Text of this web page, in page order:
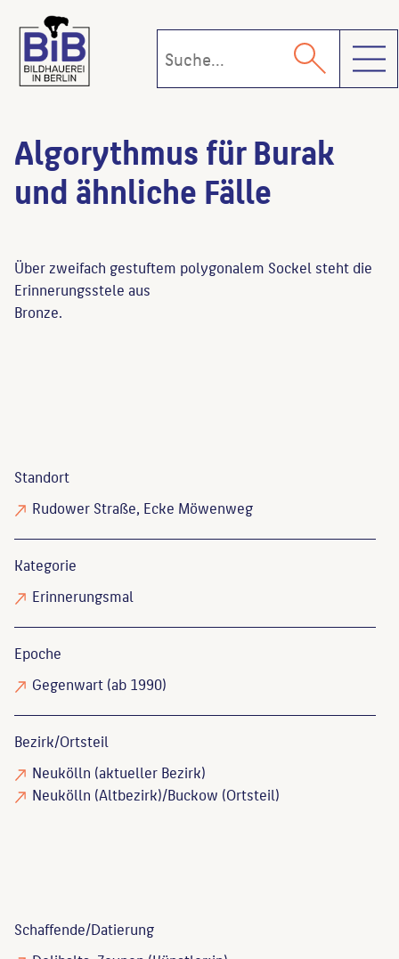
Algorythmus für Burak
und ähnliche Fälle
Über zweifach gestuftem polygonalem Sockel steht die
Erinnerungsstele aus
Bronze.
Standort
Rudower Straße, Ecke Möwenweg
Kategorie
Erinnerungsmal
Epoche
Gegenwart (ab 1990)
Bezirk/Ortsteil
Neukölln (aktueller Bezirk)
Neukölln (Altbezirk)/Buckow (Ortsteil)
Schaffende/Datierung